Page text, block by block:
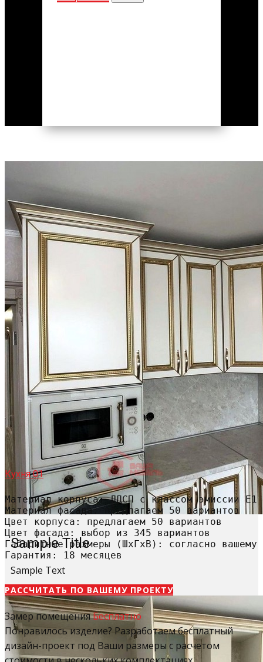
Sample Title
Sample Text
Кухня 01
Материал корпуса: ЛДСП с классом эмиссии Е1
Материал фасада: предлагаем 50 вариантов
Цвет корпуса: предлагаем 50 вариантов
Цвет фасада: выбор из 345 вариантов
Габаритные размеры (ШхГхВ): согласно вашему
Гарантия: 18 месяцев
РАССЧИТАТЬ​ ПО ВАШЕМУ ПРОЕКТУ
Замер помещенияБесплатно
Понравилось изделие? Разработаем бесплатный
дизайн-проект под Ваши размеры с расчетом